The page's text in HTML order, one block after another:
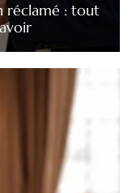
réclamé : tout